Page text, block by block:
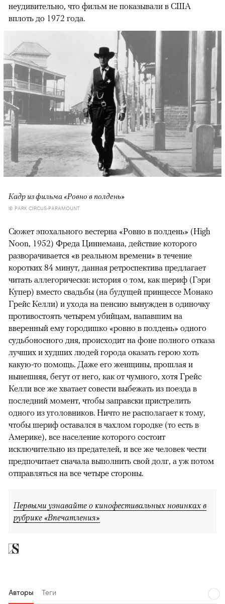
неудивительно, что фильм не показывали в США
вплоть до 1972 года.
Кадр из фильма «Ровно в полдень»
© PARK CIRCUS-PARAMOUNT
Сюжет эпохального вестерна «Ровно в полдень» (High
Noon, 1952) Фреда Циннемана, действие которого
разворачивается «в реальном времени» в течение
коротких 84 минут, данная ретроспектива предлагает
читать аллегорически: история о том, как шериф (Гэри
Купер) вместо свадьбы (на будущей принцессе Монако
Грейс Келли) и ухода на пенсию вынужден в одиночку
противостоять четырем убийцам, напавшим на
вверенный ему городишко «ровно в полдень» одного
судьбоносного дня, происходит на фоне полного отказа
лучших и худших людей города оказать герою хоть
какую-то помощь. Даже его женщины, прошлая и
нынешняя, бегут от него, как от чумного, хотя Грейс
Келли все же хватает совести выбежать из поезда в
последний момент, чтобы заправски пристрелить
одного из уголовников. Ничто не располагает к тому,
чтобы шериф оставался в чахлом городке (то есть в
Америке), все население которого состоит
исключительно из предателей, и все же человек чести
предпочитает сначала выполнить свой долг, а уж потом
отправляться на все четыре стороны.
Первыми узнавайте о кинофестивальных новинках в
рубрике «Впечатления»
Авторы Теги